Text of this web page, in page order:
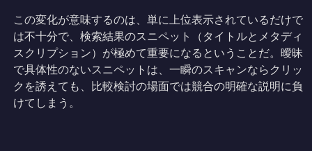
この変化が意味するのは、単に上位表示されているだけで
は不十分で、検索結果のスニペット（タイトルとメタディ
スクリプション）が極めて重要になるということだ。曖昧
で具体性のないスニペットは、一瞬のスキャンならクリッ
クを誘えても、比較検討の場面では競合の明確な説明に負
けてしまう。